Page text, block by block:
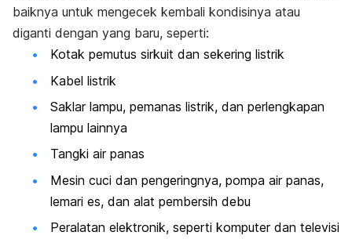
baiknya untuk mengecek kembali kondisinya atau
diganti dengan yang baru, seperti:
Kotak pemutus sirkuit dan sekering listrik
Kabel listrik
Saklar lampu, pemanas listrik, dan perlengkapan
lampu lainnya
Tangki air panas
Mesin cuci dan pengeringnya, pompa air panas,
lemari es, dan alat pembersih debu
Peralatan elektronik, seperti komputer dan televisi